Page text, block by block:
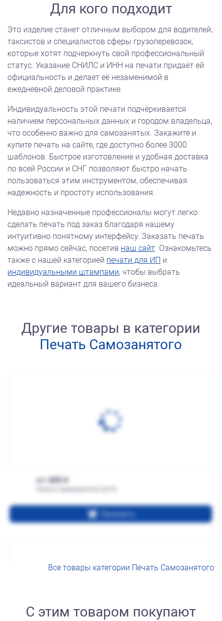
Для кого подходит
Это изделие станет отличным выбором для водителей,
таксистов и специалистов сферы грузоперевозок,
которые хотят подчеркнуть свой профессиональный
статус. Указание СНИЛС и ИНН на печати придаёт ей
официальность и делает её незаменимой в
ежедневной деловой практике.
Индивидуальность этой печати подчёркивается
наличием персональных данных и городом владельца,
что особенно важно для самозанятых. Закажите и
купите печать на сайте, где доступно более 3000
шаблонов. Быстрое изготовление и удобная доставка
по всей России и СНГ позволяют быстро начать
пользоваться этим инструментом, обеспечивая
надежность и простоту использования.
Недавно назначенные профессионалы могут легко
сделать печать под заказ благодаря нашему
интуитивно понятному интерфейсу. Заказать печать
можно прямо сейчас, посетив наш сайт. Ознакомьтесь
также с нашей категорией печати для ИП и
индивидуальными штампами, чтобы выбрать
идеальный вариант для вашего бизнеса.
Другие товары в категории
Печать Самозанятого
от 600
Заказать
Все товары категории Печать Самозанятого
С этим товаром покупают